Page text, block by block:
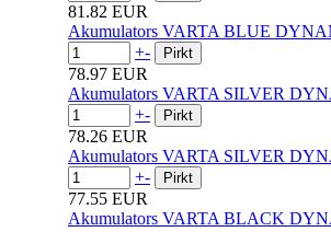
81.82 EUR
Akumulators VARTA BLUE
+-
78.97 EUR
Akumulators VARTA SILVER
+-
78.26 EUR
Akumulators VARTA SILVER
+-
77.55 EUR
Akumulators VARTA BLACK